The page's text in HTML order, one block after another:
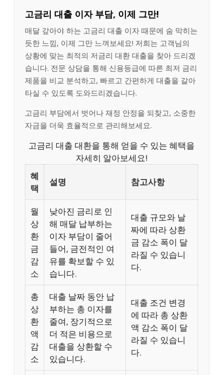
고금리 대출 이자 부담, 이제 그만!
매달 갚아야 하는 고금리 대출 이자 때문에 숨 막히는
듯한 느낌, 이제 그만 느껴보세요! 저희는 고객님의
상황에 맞는 최적의 저금리 대환 대출을 찾아 드리겠
습니다. 전문 상담을 통해 신용등급에 따른 최저 금리
제품을 비교 분석하고, 빠르고 간편하게 대출을 갈아
타실 수 있도록 도와드리겠습니다.
고금리 부담에서 벗어나 재정 안정을 되찾고, 소중한
자금을 더욱 효율적으로 관리해보세요.
고금리 대출 대환을 통해 얻을 수 있는 혜택을
자세히 알아보세요!
혜
택
설명 참고사항
월
상
환
금
감
소
낮아진 금리로 인
해 매달 납부하는
이자 부담이 줄어
들어, 금전적인 여
유를 확보할 수 있
습니다.
대출 규모와 날
짜에 따라 상환
금 감소 폭이 달
라질 수 있습니
다.
총
상
환
액
감
소
대출 날짜 동안 납
부하는 총 이자를
줄여, 장기적으로
더 적은 비용으로
대출을 상환할 수
있습니다.
대출 조건 변경
에 따라 총 상환
액 감소 폭이 달
라질 수 있습니
다.